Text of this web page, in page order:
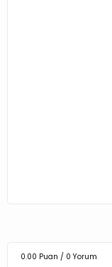
0.00 Puan / 0 Yorum